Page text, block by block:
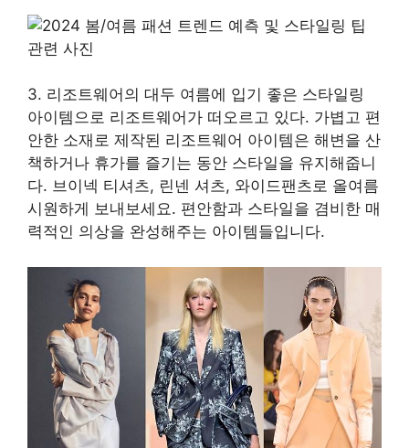
3. 리조트웨어의 대두 여름에 입기 좋은 스타일링
아이템으로 리조트웨어가 떠오르고 있다. 가볍고 편
안한 소재로 제작된 리조트웨어 아이템은 해변을 산
책하거나 휴가를 즐기는 동안 스타일을 유지해줍니
다. 브이넥 티셔츠, 린넨 셔츠, 와이드팬츠로 올여름
시원하게 보내보세요. 편안함과 스타일을 겸비한 매
력적인 의상을 완성해주는 아이템들입니다.